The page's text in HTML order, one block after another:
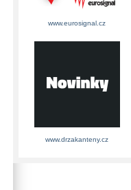
www.eurosignal.cz
www.drzakanteny.cz